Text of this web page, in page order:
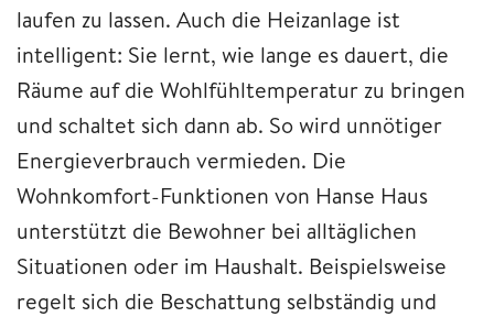
laufen zu lassen. Auch die Heizanlage ist
intelligent: Sie lernt, wie lange es dauert, die
Räume auf die Wohlfühltemperatur zu bringen
und schaltet sich dann ab. So wird unnötiger
Energieverbrauch vermieden. Die
Wohnkomfort-Funktionen von Hanse Haus
unterstützt die Bewohner bei alltäglichen
Situationen oder im Haushalt. Beispielsweise
regelt sich die Beschattung selbständig und